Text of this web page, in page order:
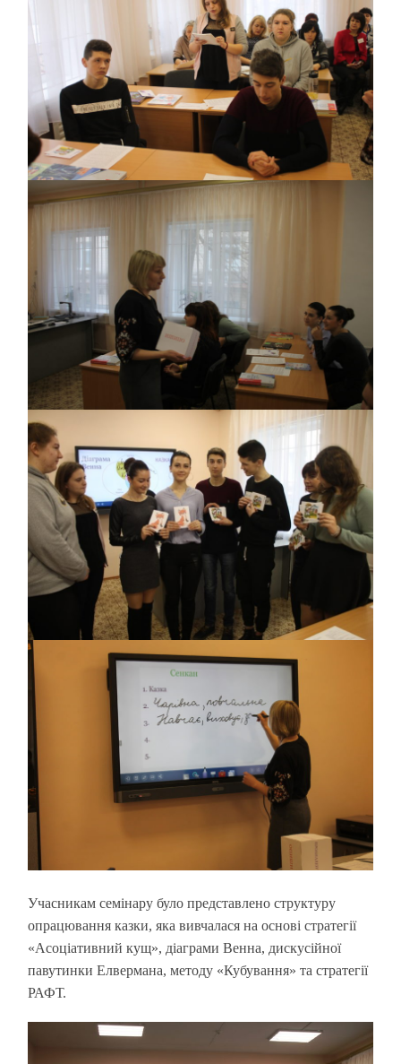
Учасникам семінару було представлено структуру
опрацювання казки, яка вивчалася на основі стратегії
«Асоціативний кущ», діаграми Венна, дискусійної
павутинки Елвермана, методу «Кубування» та стратегії
РАФТ.